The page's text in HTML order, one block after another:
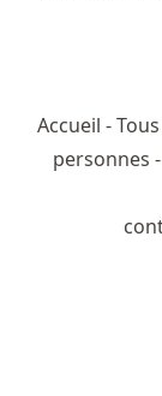
Accueil -
personnes -